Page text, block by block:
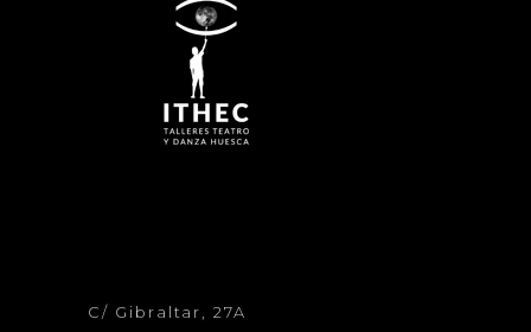
C/ Gibraltar, 27A